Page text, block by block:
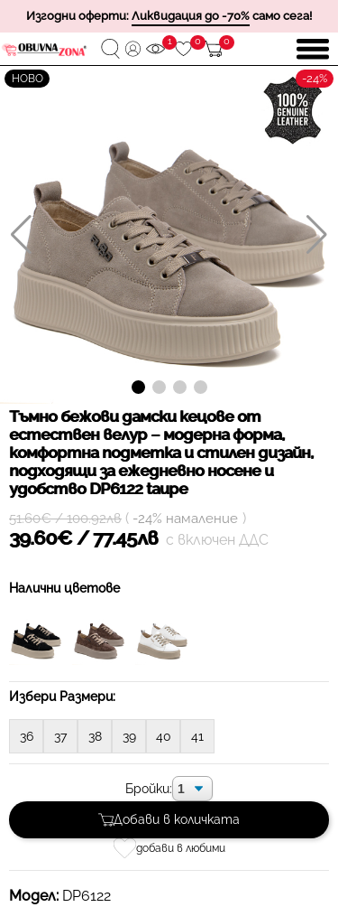
Изгодни оферти: Ликвидация до -70% само сега!
1 0 0
НОВО -24%
Тъмно бежови дамски кецове от
естествен велур – модерна форма,
комфортна подметка и стилен дизайн,
подходящи за ежедневно носене и
удобство DP6122 taupe
39.60€ / 77.45лв с включен ДДС
51.60€ / 100.92лв ( -24% намаление )
Налични цветове
Избери Размери:
36 37 38 39 40 41
Бройки:
Добави в количката
добави в любими
Модел: DP6122